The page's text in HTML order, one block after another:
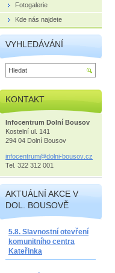
Fotogalerie
Kde nás najdete
VYHLEDÁVÁNÍ
KONTAKT
Infocentrum Dolní Bousov
Kostelní ul. 141
294 04 Dolní Bousov
infocentrum@dolni-bousov .cz
Tel. 322 312 001
AKTUÁLNÍ AKCE V
DOL. BOUSOVĚ
5.8. Slavnostní otevření
komunitního centra
Kateřinka